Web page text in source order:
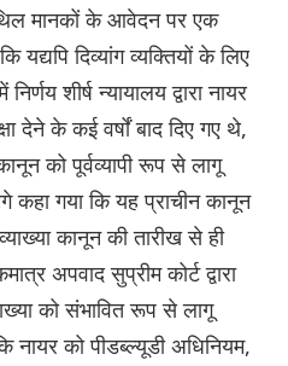
मानकों के आवेदन पर एक
दिव्यांग व्यक्तियों के लिए
शीर्ष न्यायालय द्वारा नायर
देने के कई वर्षों बाद दिए गए थे,
को पूर्वव्यापी रूप से लागू
गया कि यह प्राचीन कानून
कानून की तारीख से ही
अपवाद सुप्रीम कोर्ट द्वारा
को संभावित रूप से लागू
नायर को पीडब्ल्यूडी अधिनियम,